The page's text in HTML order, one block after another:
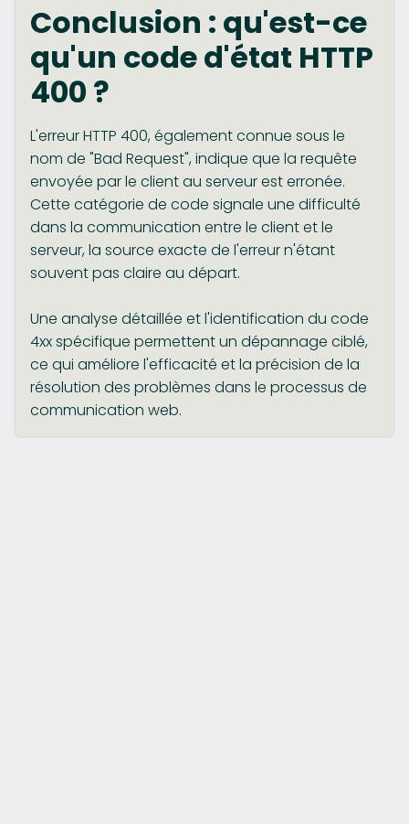
Conclusion : qu'est-ce
qu'un code d'état HTTP
400 ?
L'erreur HTTP 400, également connue sous le
nom de "Bad Request", indique que la requête
envoyée par le client au serveur est erronée.
Cette catégorie de code signale une difficulté
dans la communication entre le client et le
serveur, la source exacte de l'erreur n'étant
souvent pas claire au départ.
Une analyse détaillée et l'identification du code
4xx spécifique permettent un dépannage ciblé,
ce qui améliore l'efficacité et la précision de la
résolution des problèmes dans le processus de
communication web.